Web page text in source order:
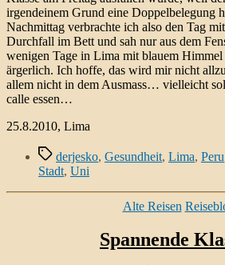
irgendeinem Grund eine Doppelbelegung
Nachmittag verbrachte ich also den Tag
Durchfall im Bett und sah nur aus dem
wenigen Tage in Lima mit blauem Himmel
ärgerlich. Ich hoffe, das wird mir nicht
allem nicht in dem Ausmass… vielleicht
calle essen…
25.8.2010, Lima
Schlagwörter
derjesko, Gesundheit, Lima, Peru
Stadt, Uni
Alte Reisen
Spannende